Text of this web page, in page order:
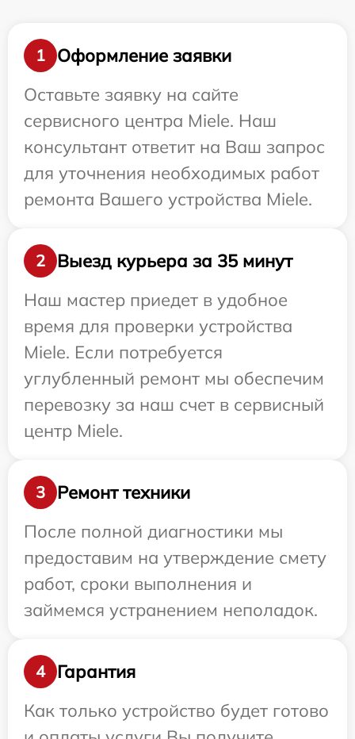
1
Оформление заявки
Оставьте заявку на сайте
сервисного центра Miele. Наш
консультант ответит на Ваш запрос
для уточнения необходимых работ
ремонта Вашего устройства Miele.
2
Выезд курьера за 35 минут
Наш мастер приедет в удобное
время для проверки устройства
Miele. Если потребуется
углубленный ремонт мы обеспечим
перевозку за наш счет в сервисный
центр Miele.
3
Ремонт техники
После полной диагностики мы
предоставим на утверждение смету
работ, сроки выполнения и
займемся устранением неполадок.
4
Гарантия
Как только устройство будет готово